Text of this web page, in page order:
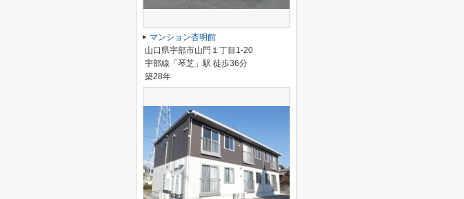
マンション杏明館
山口県宇部市山門１丁目1-20
宇部線「琴芝」駅 徒歩36分
築28年